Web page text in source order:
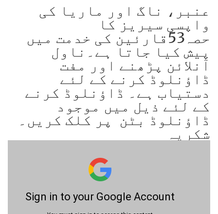
عنبر، ناگ اور ماریا کی
واپسی سیریز کا
حصہ53قارئین کی خدمت میں
پیش کیا جاتا ہے۔ناول
آنلائن پڑھنے اور مفت
ڈاؤنلوڈ کرنے کے لئے
دستیاب ہے۔ ڈاؤنلوڈ کرنے
کے لئے ذیل میں موجود
ڈاؤنلوڈ بٹن پر کلک کریں۔
شکریہ